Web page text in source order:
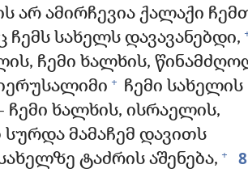
არ ამირჩევია ქალაქი
სახელს დავავანებდი,
ჩემი ხალხის,
+ ჩემი სახელის
ხალხის, ისრაელის,
მამაჩემ დავითს
ტაძრის აშენება, + 8